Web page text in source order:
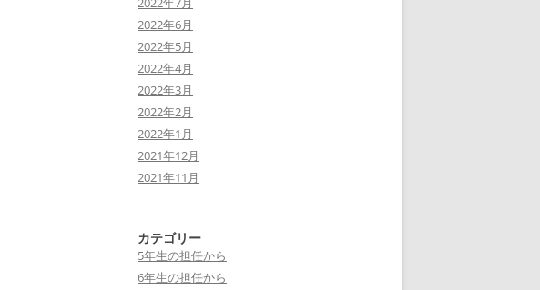
2022年6月
2022年5月
2022年4月
2022年3月
2022年2月
2022年1月
2021年12月
2021年11月
カテゴリー
5年生の担任から
6年生の担任から